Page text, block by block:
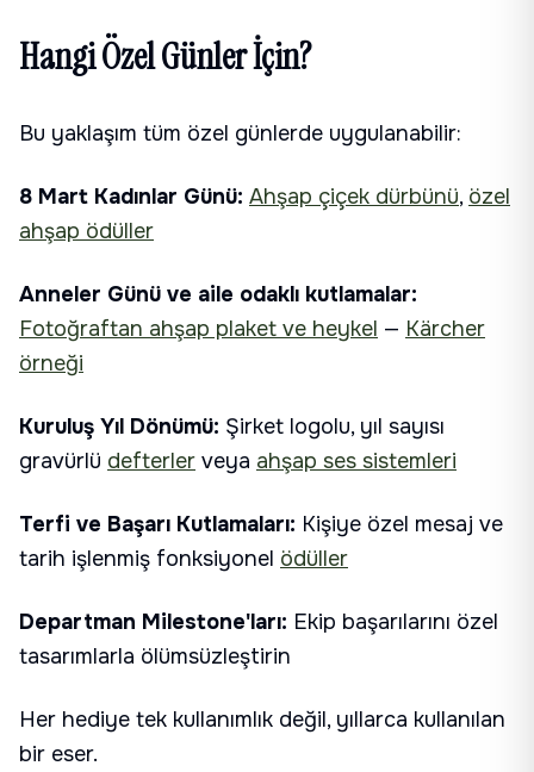
Hangi Özel Günler İçin?
Bu yaklaşım tüm özel günlerde uygulanabilir:
8 Mart Kadınlar Günü: Ahşap çiçek dürbünü, özel
ahşap ödüller
Anneler Günü ve aile odaklı kutlamalar:
Fotoğraftan ahşap plaket ve heykel — Kärcher
örneği
Kuruluş Yıl Dönümü: Şirket logolu, yıl sayısı
gravürlü defterler veya ahşap ses sistemleri
Terfi ve Başarı Kutlamaları: Kişiye özel mesaj ve
tarih işlenmiş fonksiyonel ödüller
Departman Milestone'ları: Ekip başarılarını özel
tasarımlarla ölümsüzleştirin
Her hediye tek kullanımlık değil, yıllarca kullanılan
bir eser.